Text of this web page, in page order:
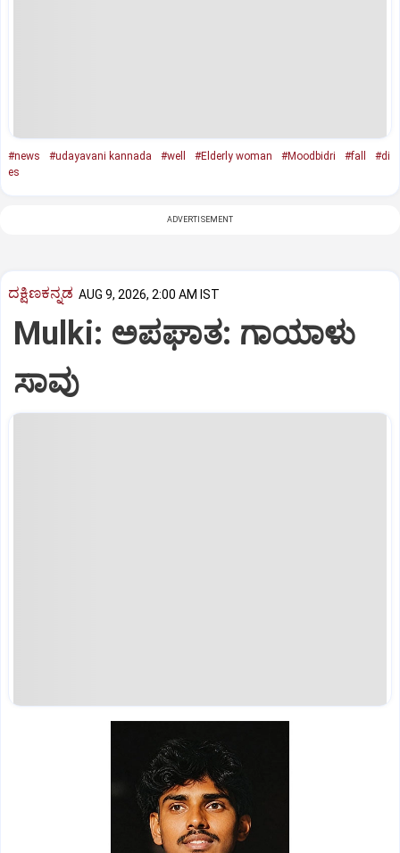
#news #udayavani kannada #well #Elderly woman #Moodbidri #fall
#di
es
ADVERTISEMENT
ದಕ್ಷಿಣಕನ್ನಡ AUG 9, 2026, 2:00 AM IST
Mulki: ಅಪಘಾತ: ಗಾಯಾಳು
ಸಾವು